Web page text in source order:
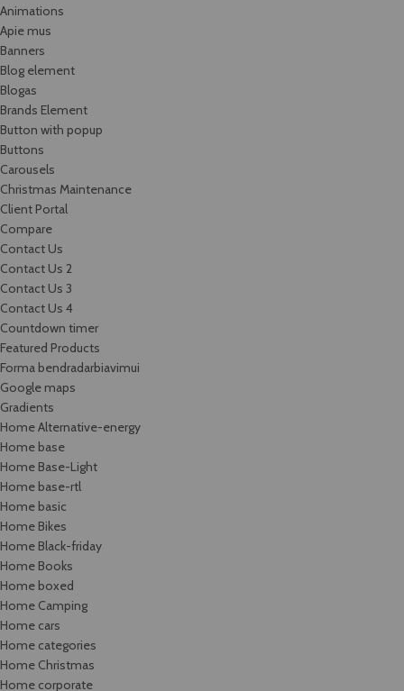
Animations
Apie mus
Banners
Blog element
Blogas
Brands Element
Button with popup
Buttons
Carousels
Christmas Maintenance
Client Portal
Compare
Contact Us
Contact Us 2
Contact Us 3
Contact Us 4
Countdown timer
Featured Products
Forma bendradarbiavimui
Google maps
Gradients
Home Alternative-energy
Home base
Home Base-Light
Home base-rtl
Home basic
Home Bikes
Home Black-friday
Home Books
Home boxed
Home Camping
Home cars
Home categories
Home Christmas
Home corporate